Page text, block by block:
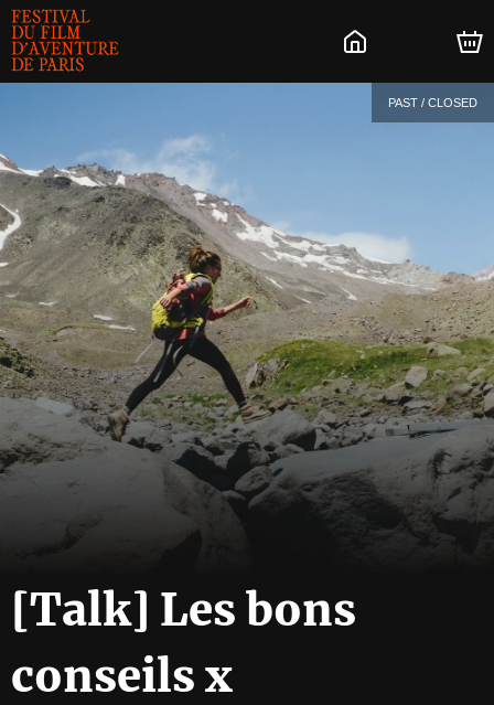
PAST / CLOSED
[Talk] Les bons
conseils x